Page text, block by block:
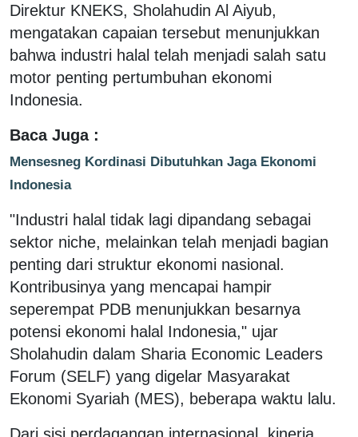
Direktur KNEKS, Sholahudin Al Aiyub,
mengatakan capaian tersebut menunjukkan
bahwa industri halal telah menjadi salah satu
motor penting pertumbuhan ekonomi
Indonesia.
Baca Juga :
Mensesneg Kordinasi Dibutuhkan Jaga Ekonomi
Indonesia
"Industri halal tidak lagi dipandang sebagai
sektor niche, melainkan telah menjadi bagian
penting dari struktur ekonomi nasional.
Kontribusinya yang mencapai hampir
seperempat PDB menunjukkan besarnya
potensi ekonomi halal Indonesia," ujar
Sholahudin dalam Sharia Economic Leaders
Forum (SELF) yang digelar Masyarakat
Ekonomi Syariah (MES), beberapa waktu lalu.